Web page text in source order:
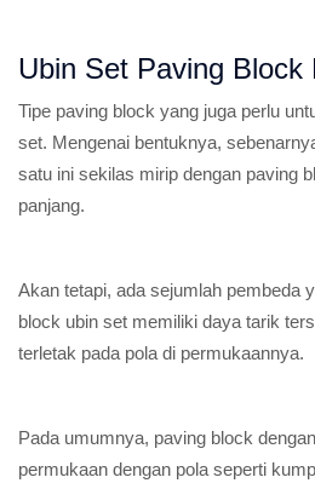
Ubin Set Paving Block
Tipe paving block yang juga perlu
set. Mengenai bentuknya,
satu ini sekilas mirip dengan paving
panjang.
Akan tetapi, ada sejumlah pembeda
block ubin set memiliki daya tarik
terletak pada pola di permukaannya.
Pada umumnya, paving block
permukaan dengan pola seperti